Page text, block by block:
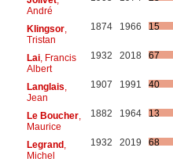
André
Klingsor,
Tristan
1874 1966 15
Lai, Francis
Albert
1932 2018 67
Langlais
Jean
1907 1991 40
Le Boucher,
Maurice
1882 1964 13
Legrand,
Michel
1932 2019 68